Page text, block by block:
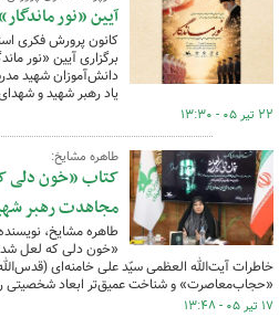
آیین «نور
برگزاری آیین «نور
دانش‌آموزان شهید
یاد رهبر شهید و
۲۲ تیر ۰۵ - ۱۳:۳۰
طاهره مشایخ:
کتاب «خون دلی
مجاهدت رهبر
طاهره مشایخ،
«خون دلی که لعل شد»
خاطرات آیت‌الله‌ العظمی سیّد علی خامنه‌ای (قدس‌الله
«حجاب‌معاصرت» و شناخت عمیق‌تر ابعاد شخصیتی
۱۷ تیر ۰۵ - ۱۳:۴۸